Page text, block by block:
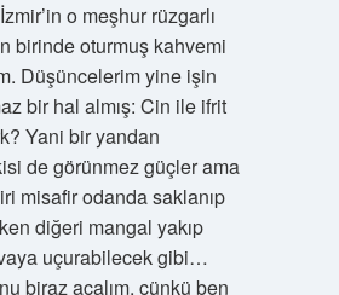
o meşhur rüzgarlı
birinde oturmuş kahvemi
Düşüncelerim yine işin
bir hal almış: Cin ile ifrit
Yani bir yandan
de görünmez güçler ama
misafir odanda saklanıp
diğeri mangal yakıp
uçurabilecek gibi…
biraz açalım, çünkü ben